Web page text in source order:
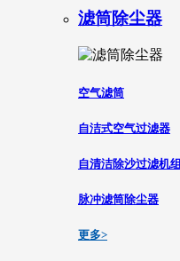
滤筒除尘器
空气滤筒
自洁式空气过滤器
自清洁除沙过滤机组
脉冲滤筒除尘器
更多>